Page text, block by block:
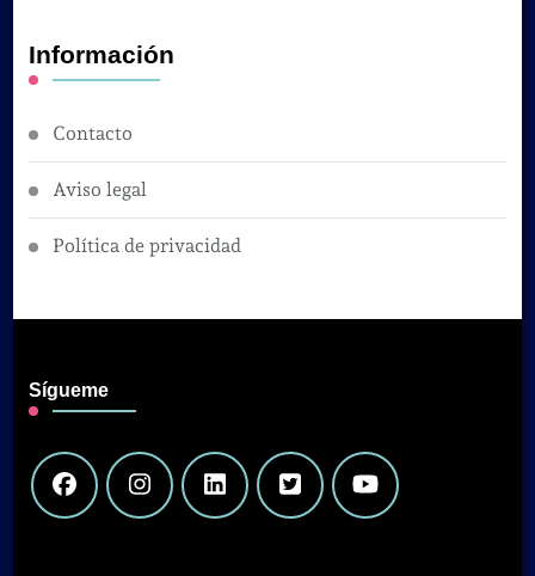
Información
Contacto
Aviso legal
Política de privacidad
Sígueme